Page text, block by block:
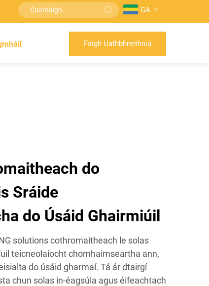
GA
Faigh Uathbhreithniú
do
Sráide
do Úsáid Ghairmiúil
solutions cothromaitheach le solas
teicneolaíocht chomhaimseartha ann,
do úsáid gharmaí. Tá ár dtairgí
chun solas in-éagsúla agus éifeachtach